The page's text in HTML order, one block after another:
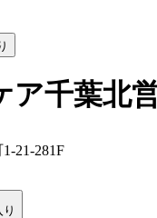
ア千葉北
21-281F